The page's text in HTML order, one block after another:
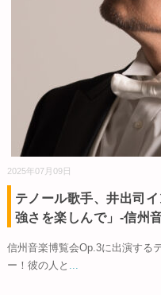
2025年07月09日
テノール歌手、井出司
強さを楽しんで」-信州
信州音楽博覧会Op.3に出演する
ー！彼の人と ...